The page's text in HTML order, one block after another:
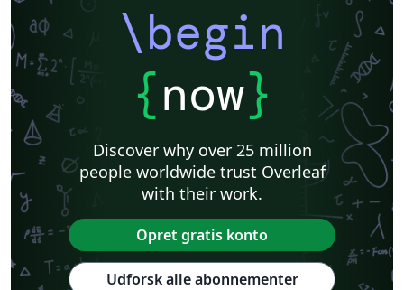
\begin
{now}
Discover why over 25 million
people worldwide trust Overleaf
with their work.
Opret gratis konto
Udforsk alle abonnementer